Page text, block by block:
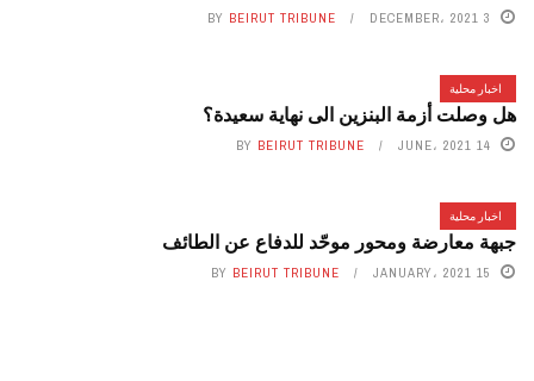
3 DECEMBER، 2021 BY BEIRUT TRIBUNE
اخبار محلية
هل وصلت أزمة البنزين الى نهاية سعيدة؟
14 JUNE، 2021 BY BEIRUT TRIBUNE
اخبار محلية
جبهة معارضة ومحور موحّد للدفاع عن الطائف
15 JANUARY، 2021 BY BEIRUT TRIBUNE